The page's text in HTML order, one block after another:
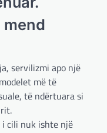
mend
servilizmi apo një
më të
të ndërtuara si
i cili nuk ishte një